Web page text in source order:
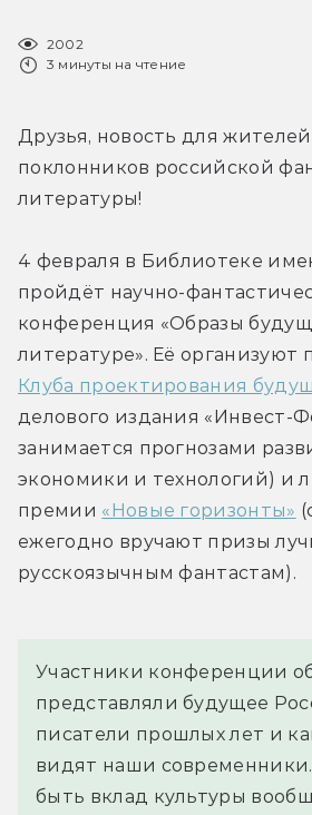
2002
3 минуты на чтение
Друзья, новость для
поклонников российской
литературы!
4 февраля в Библиотеке
пройдёт научно-
конференция «Образы
Клуба проектирования
делового издания «Инвест-
занимается прогнозами
экономики и технологий) и
премии «Новые горизонты»
ежегодно вручают призы
русскоязычным фантастам).
Участники конференции
представляли будущее
писатели прошлых лет и
видят наши
быть вклад культуры